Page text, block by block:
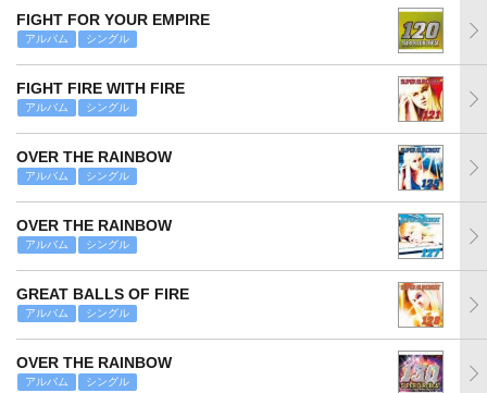
FIGHT FOR YOUR EMPIRE
アルバム シングル
FIGHT FIRE WITH FIRE
アルバム シングル
OVER THE RAINBOW
アルバム シングル
OVER THE RAINBOW
アルバム シングル
GREAT BALLS OF FIRE
アルバム シングル
OVER THE RAINBOW
アルバム シングル